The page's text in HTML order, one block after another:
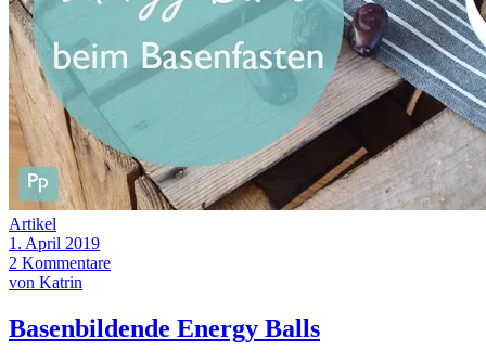
Artikel
1. April 2019
2 Kommentare
von Katrin
Basenbildende Energy Balls